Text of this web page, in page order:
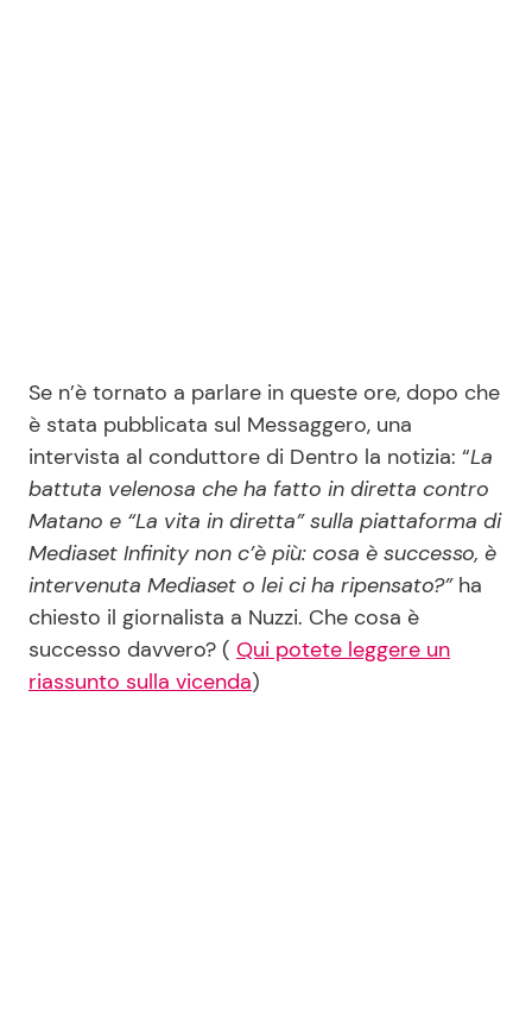
Info
Disclaimer e Privacy
Redazione
Pubblicità
Privacy Policy
Se n’è tornato a parlare in queste ore, dopo che
è stata pubblicata sul Messaggero, una
intervista al conduttore di Dentro la notizia: “La
battuta velenosa che ha fatto in diretta contro
Matano e “La vita in diretta” sulla piattaforma di
Mediaset Infinity non c’è più: cosa è successo, è
intervenuta Mediaset o lei ci ha ripensato?”ha
chiesto il giornalista a Nuzzi. Che cosa è
successo davvero? ( Qui potete leggere un
riassunto sulla vicenda)